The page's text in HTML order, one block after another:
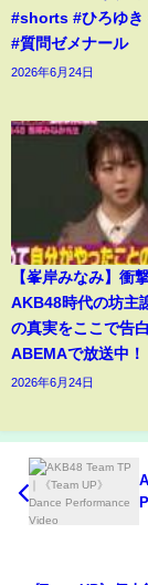
#shorts #ひろゆき
#質問ゼメナール
2026年6月24日
【峯岸みなみ】衝
AKB48時代の坊主
の真実をここで告白
ABEMAで放送中！
2026年6月24日